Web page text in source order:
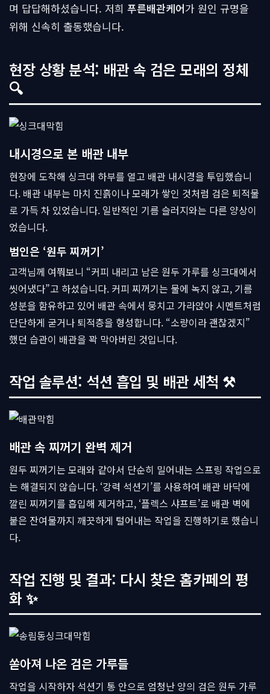
며 답답해하셨습니다. 저희 푸른배관케어가 원인 규명을
위해 신속히 출동했습니다.
현장 상황 분석: 배관 속 검은 모래의 정체
🔍
내시경으로 본 배관 내부
현장에 도착해 싱크대 하부를 열고 배관 내시경을 투입했습니
다. 배관 내부는 마치 진흙이나 모래가 쌓인 것처럼 검은 퇴적물
로 가득 차 있었습니다. 일반적인 기름 슬러지와는 다른 양상이
었습니다.
범인은 ‘원두 찌꺼기’
고객님께 여쭤보니 “커피 내리고 남은 원두 가루를 싱크대에서
씻어냈다”고 하셨습니다. 커피 찌꺼기는 물에 녹지 않고, 기름
성분을 함유하고 있어 배관 속에서 뭉치고 가라앉아 시멘트처럼
단단하게 굳거나 퇴적층을 형성합니다. “소량이라 괜찮겠지”
했던 습관이 배관을 꽉 막아버린 것입니다.
작업 솔루션: 석션 흡입 및 배관 세척 ⚒
배관 속 찌꺼기 완벽 제거
원두 찌꺼기는 모래와 같아서 단순히 밀어내는 스프링 작업으로
는 해결되지 않습니다. ‘강력 석션기’를 사용하여 배관 바닥에
깔린 찌꺼기를 흡입해 제거하고, ‘플렉스 샤프트’로 배관 벽에
붙은 잔여물까지 깨끗하게 털어내는 작업을 진행하기로 했습니
다.
작업 진행 및 결과: 다시 찾은 홈카페의 평
화 ✨
쏟아져 나온 검은 가루들
작업을 시작하자 석션기 통 안으로 엄청난 양의 검은 원두 가루